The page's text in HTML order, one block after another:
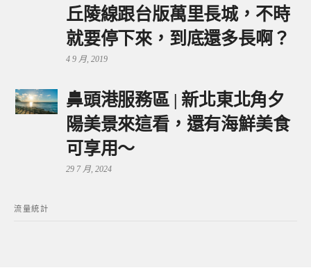
丘陵線跟台版萬里長城，不時
就要停下來，到底還多長啊？
4 9 月, 2019
鼻頭港服務區 | 新北東北角夕
陽美景來這看，還有海鮮美食
可享用～
29 7 月, 2024
流量統計